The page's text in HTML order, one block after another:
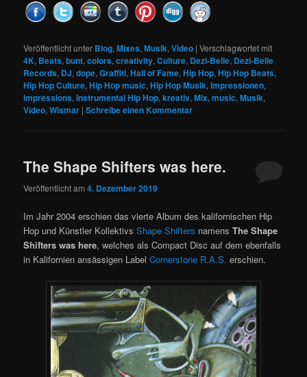
Veröffentlicht unter Blog,Mixes,Musik,Video |Verschlagwortet mit
4K, Beats,bunt,colors,creativity,Culture, Dezi-Belle, Dezi-Belle
Records, DJ,dope,Graffiti,Hall of Fame,Hip Hop,Hip Hop Beats,
Hip Hop Culture,Hip Hop music,Hip Hop Musik,Impressionen,
impressions,Instrumental Hip Hop,kreativ,Mix,music,Musik,
Video,Wismar |Schreibe einen Kommentar
The Shape Shifters was here.
Veröffentlicht am4. Dezember 2019
Im Jahr 2004 erschien das vierte Album des kalifornischen Hip
Hop und Künstler KollektivsShape Shifters namensThe Shape
Shifters was here, welches als Compact Disc auf dem ebenfalls
in Kalifornien ansässigen LabelCornerstone R.A.S. erschien.